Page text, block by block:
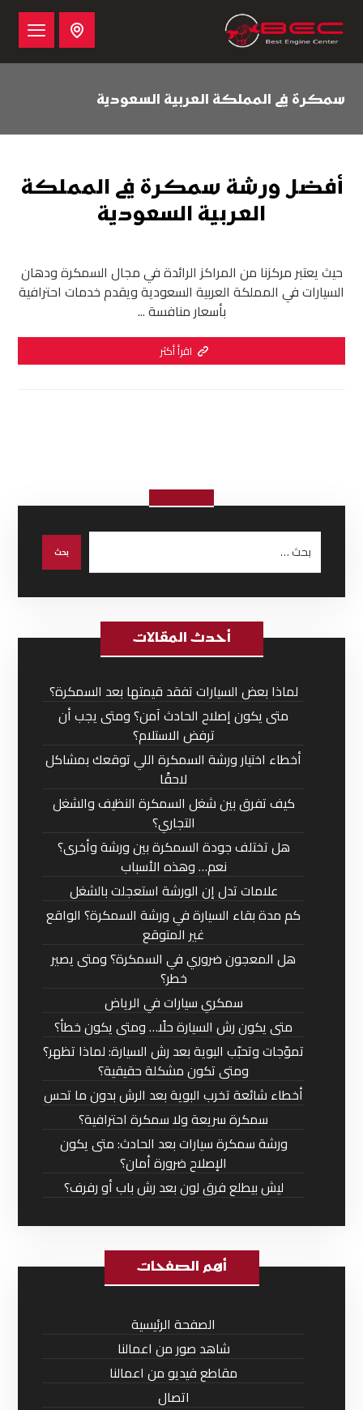
سمكرة في المملكة العربية السعودية
أفضل ورشة سمكرة في المملكة
العربية السعودية
حيث يعتبر مركزنا من المراكز الرائدة في مجال السمكرة ودهان
السيارات في المملكة العربية السعودية ويقدم خدمات احترافية
بأسعار منافسة ...
اقرأ أكثر
أحدث المقالات
لماذا بعض السيارات تفقد قيمتها بعد السمكرة؟
متى يكون إصلاح الحادث آمن؟ ومتى يجب أن
ترفض الاستلام؟
أخطاء اختيار ورشة السمكرة اللي توقعك بمشاكل
لاحقًا
كيف تفرق بين شغل السمكرة النظيف والشغل
التجاري؟
هل تختلف جودة السمكرة بين ورشة وأخرى؟
نعم… وهذه الأسباب
علامات تدل إن الورشة استعجلت بالشغل
كم مدة بقاء السيارة في ورشة السمكرة؟ الواقع
غير المتوقع
هل المعجون ضروري في السمكرة؟ ومتى يصير
خطر؟
سمكري سيارات في الرياض
متى يكون رش السيارة حلًا… ومتى يكون خطأ؟
تموّجات وتحبّب البوية بعد رش السيارة: لماذا تظهر؟
ومتى تكون مشكلة حقيقية؟
أخطاء شائعة تخرب البوية بعد الرش بدون ما تحس
سمكرة سريعة ولا سمكرة احترافية؟
ورشة سمكرة سيارات بعد الحادث: متى يكون
الإصلاح ضرورة أمان؟
ليش بيطلع فرق لون بعد رش باب أو رفرف؟
أهم الصفحات
الصفحة الرئيسية
شاهد صور من اعمالنا
مقاطع فيديو من اعمالنا
اتصال